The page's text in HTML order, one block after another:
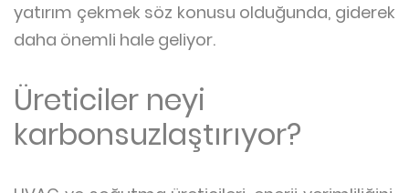
yatırım çekmek söz konusu olduğunda, giderek
daha önemli hale geliyor.
Üreticiler neyi
karbonsuzlaştırıyor?